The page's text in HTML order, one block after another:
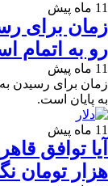
11 ماه پیش
زمان برای
رو به اتمام
11 ماه پیش
زمان برای رسیدن به
به پایان است.
11 ماه پیش
هزار تومان